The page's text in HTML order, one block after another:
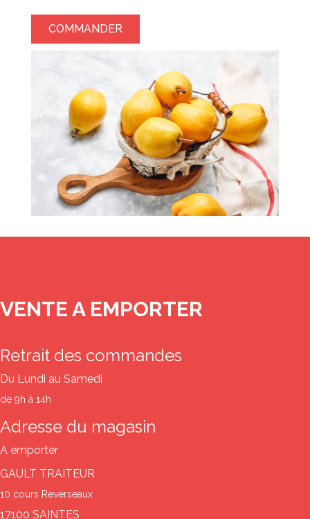
COMMANDER
VENTE A EMPORTER
Retrait des commandes
Du Lundi au Samedi
de 9h à 14h
Adresse du magasin
A emporter
GAULT TRAITEUR
10 cours Reverseaux
17100 SAINTES